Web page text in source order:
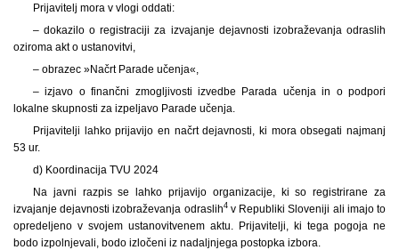
Prijavitelj mora v vlogi oddati:
– dokazilo o registraciji za izvajanje dejavnosti izobraževanja odraslih
oziroma akt o ustanovitvi,
– obrazec »Načrt Parade učenja«,
– izjavo o finančni zmogljivosti izvedbe Parada učenja in o podpori
lokalne skupnosti za izpeljavo Parade učenja.
Prijavitelji lahko prijavijo en načrt dejavnosti, ki mora obsegati najmanj
53 ur.
d) Koordinacija TVU 2024
Na javni razpis se lahko prijavijo organizacije, ki so registrirane za
izvajanje dejavnosti izobraževanja odraslih4v Republiki Sloveniji ali imajo to
opredeljeno v svojem ustanovitvenem aktu. Prijavitelji, ki tega pogoja ne
bodo izpolnjevali, bodo izločeni iz nadaljnjega postopka izbora.